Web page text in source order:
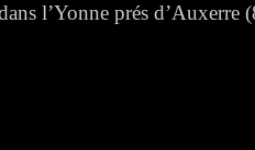
l’Yonne prés d’Auxerre